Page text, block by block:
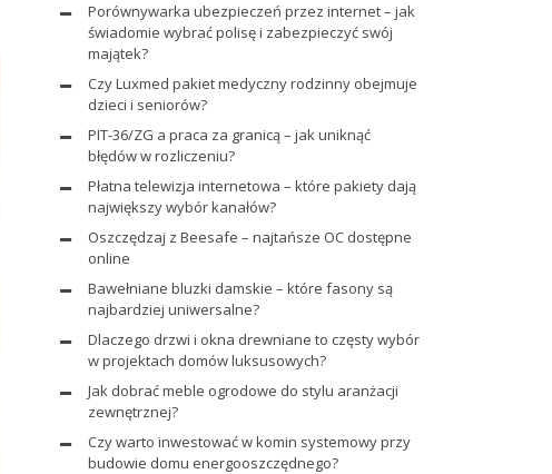
Porównywarka ubezpieczeń przez internet – jak
świadomie wybrać polisę i zabezpieczyć swój
majątek?
Czy Luxmed pakiet medyczny rodzinny obejmuje
dzieci i seniorów?
PIT-36/ZG a praca za granicą – jak uniknąć
błędów w rozliczeniu?
Płatna telewizja internetowa – które pakiety dają
największy wybór kanałów?
Oszczędzaj z Beesafe – najtańsze OC dostępne
online
Bawełniane bluzki damskie – które fasony są
najbardziej uniwersalne?
Dlaczego drzwi i okna drewniane to częsty wybór
w projektach domów luksusowych?
Jak dobrać meble ogrodowe do stylu aranżacji
zewnętrznej?
Czy warto inwestować w komin systemowy przy
budowie domu energooszczędnego?